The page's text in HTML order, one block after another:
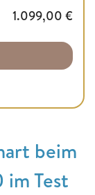
1.099,00 €
beim
Test